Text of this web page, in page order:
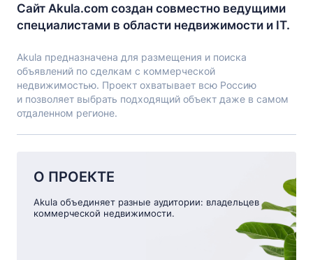
Сайт Akula.com создан совместно ведущими
специалистами в области недвижимости и IT.
Akula предназначена для размещения и поиска
объявлений по сделкам с коммерческой
недвижимостью. Проект охватывает всю Россию
и позволяет выбрать подходящий объект даже в самом
отдаленном регионе.
О ПРОЕКТЕ
Akula объединяет разные аудитории: владельцев
коммерческой недвижимости.